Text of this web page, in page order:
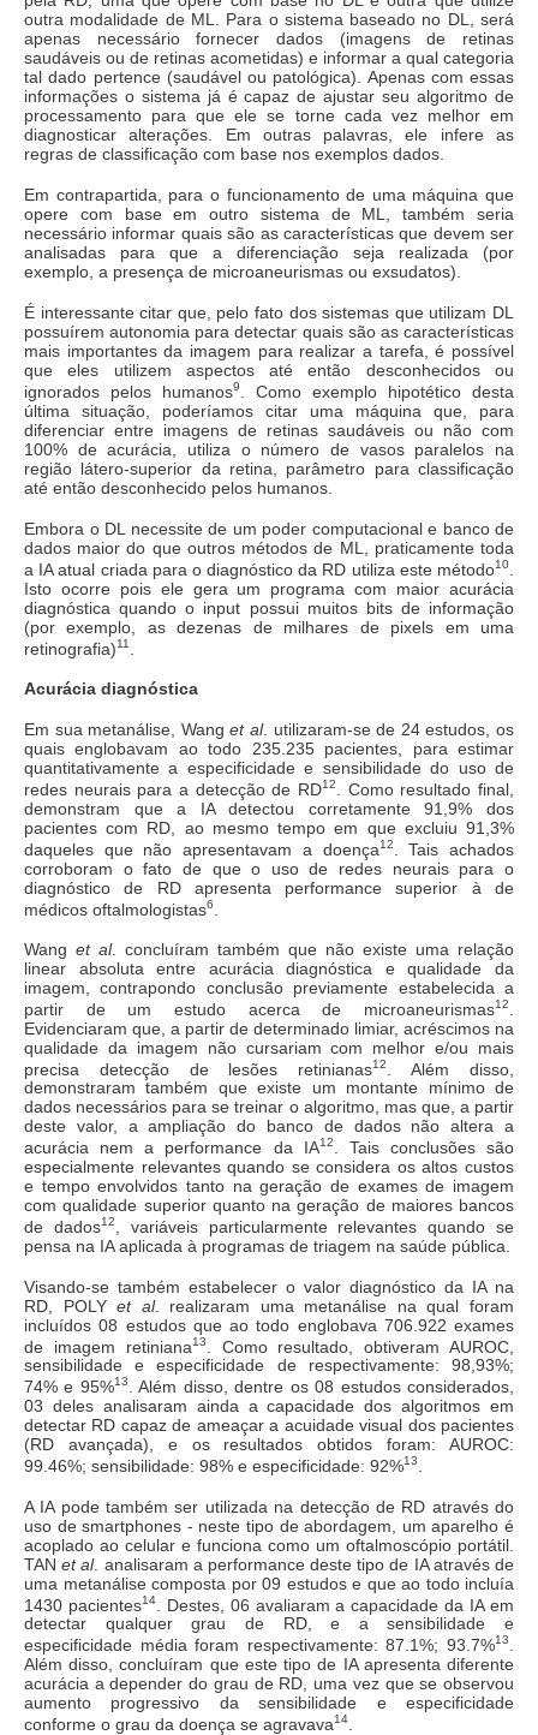
outra modalidade de ML. Para o sistema baseado no DL, será
apenas necessário fornecer dados (imagens de retinas
saudáveis ou de retinas acometidas) e informar a qual categoria
tal dado pertence (saudável ou patológica). Apenas com essas
informações o sistema já é capaz de ajustar seu algoritmo de
processamento para que ele se torne cada vez melhor em
diagnosticar alterações. Em outras palavras, ele infere as
regras de classificação com base nos exemplos dados.
Em contrapartida, para o funcionamento de uma máquina que
opere com base em outro sistema de ML, também seria
necessário informar quais são as características que devem ser
analisadas para que a diferenciação seja realizada (por
exemplo, a presença de microaneurismas ou exsudatos).
É interessante citar que, pelo fato dos sistemas que utilizam DL
possuírem autonomia para detectar quais são as características
mais importantes da imagem para realizar a tarefa, é possível
que eles utilizem aspectos até então desconhecidos ou
ignorados pelos humanos9
. Como exemplo hipotético desta
última situação, poderíamos citar uma máquina que, para
diferenciar entre imagens de retinas saudáveis ou não com
100% de acurácia, utiliza o número de vasos paralelos na
região látero-superior da retina, parâmetro para classificação
até então desconhecido pelos humanos.
Embora o DL necessite de um poder computacional e banco de
dados maior do que outros métodos de ML, praticamente toda
a IA atual criada para o diagnóstico da RD utiliza este método10
Isto ocorre pois ele gera um programa com maior acurácia
diagnóstica quando o input possui muitos bits de informação
(por exemplo, as dezenas de milhares de pixels em uma
retinografia)11
Acurácia diagnóstica
Em sua metanálise, Wanget al. utilizaram-se de 24 estudos, os
quais englobavam ao todo 235.235 pacientes, para estimar
quantitativamente a especificidade e sensibilidade do uso de
redes neurais para a detecção de RD12
. Como resultado final,
demonstram que a IA detectou corretamente 91,9% dos
pacientes com RD, ao mesmo tempo em que excluiu 91,3%
daqueles que não apresentavam a doença12
. Tais achados
corroboram o fato de que o uso de redes neurais para o
diagnóstico de RD apresenta performance superior à de
médicos oftalmologistas6
Wang et al. concluíram também que não existe uma relação
linear absoluta entre acurácia diagnóstica e qualidade da
imagem, contrapondo conclusão previamente estabelecida a
partir de um estudo acerca de microaneurismas12
Evidenciaram que, a partir de determinado limiar, acréscimos na
qualidade da imagem não cursariam com melhor e/ou mais
precisa detecção de lesões retinianas12
. Além disso,
demonstraram também que existe um montante mínimo de
dados necessários para se treinar o algoritmo, mas que, a partir
deste valor, a ampliação do banco de dados não altera a
acurácia nem a performance da IA12
. Tais conclusões são
especialmente relevantes quando se considera os altos custos
e tempo envolvidos tanto na geração de exames de imagem
com qualidade superior quanto na geração de maiores bancos
de dados12
, variáveis particularmente relevantes quando se
pensa na IA aplicada à programas de triagem na saúde pública.
Visando-se também estabelecer o valor diagnóstico da IA na
RD, POLYet al. realizaram uma metanálise na qual foram
incluídos 08 estudos que ao todo englobava 706.922 exames
de imagem retiniana13
. Como resultado, obtiveram AUROC,
sensibilidade e especificidade de respectivamente: 98,93%;
74% e 95%13
. Além disso, dentre os 08 estudos considerados,
03 deles analisaram ainda a capacidade dos algoritmos em
detectar RD capaz de ameaçar a acuidade visual dos pacientes
(RD avançada), e os resultados obtidos foram: AUROC:
99.46%; sensibilidade: 98% e especificidade: 92%13
A IA pode também ser utilizada na detecção de RD através do
uso de smartphones - neste tipo de abordagem, um aparelho é
acoplado ao celular e funciona como um oftalmoscópio portátil.
TANet al. analisaram a performance deste tipo de IA através de
uma metanálise composta por 09 estudos e que ao todo incluía
1430 pacientes14. Destes, 06 avaliaram a capacidade da IA em
detectar qualquer grau de RD, e a sensibilidade e
especificidade média foram respectivamente: 87.1%; 93.7%13
Além disso, concluíram que este tipo de IA apresenta diferente
acurácia a depender do grau de RD, uma vez que se observou
aumento progressivo da sensibilidade e especificidade
conforme o grau da doença se agravava14